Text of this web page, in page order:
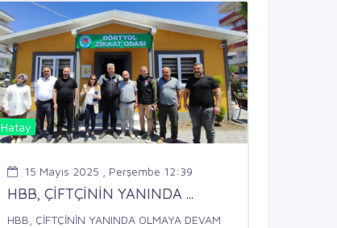
Hatay
15 Mayıs 2025 , Perşembe 12:39
HBB, ÇİFTÇİNİN YANINDA ...
HBB, ÇİFTÇİNİN YANINDA OLMAYA DEVAM